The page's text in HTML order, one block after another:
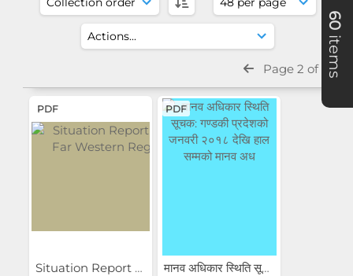
Page 2 of 2
PDF
Situation Report 2012: Far...
PDF
मानव अधिकार स्थिति सूचक:...
60
items